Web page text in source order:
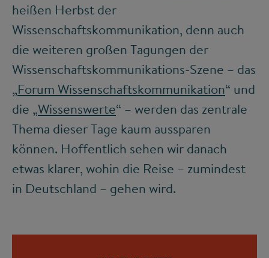
heißen Herbst der
Wissenschaftskommunikation, denn auch
die weiteren großen Tagungen der
Wissenschaftskommunikations-Szene – das
„Forum Wissenschaftskommunikation“ und
die „Wissenswerte“ – werden das zentrale
Thema dieser Tage kaum aussparen
können. Hoffentlich sehen wir danach
etwas klarer, wohin die Reise – zumindest
in Deutschland – gehen wird.